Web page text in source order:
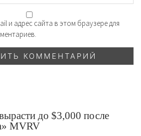
и адрес сайта в этом браузере для
до $3,000 после
MVRV